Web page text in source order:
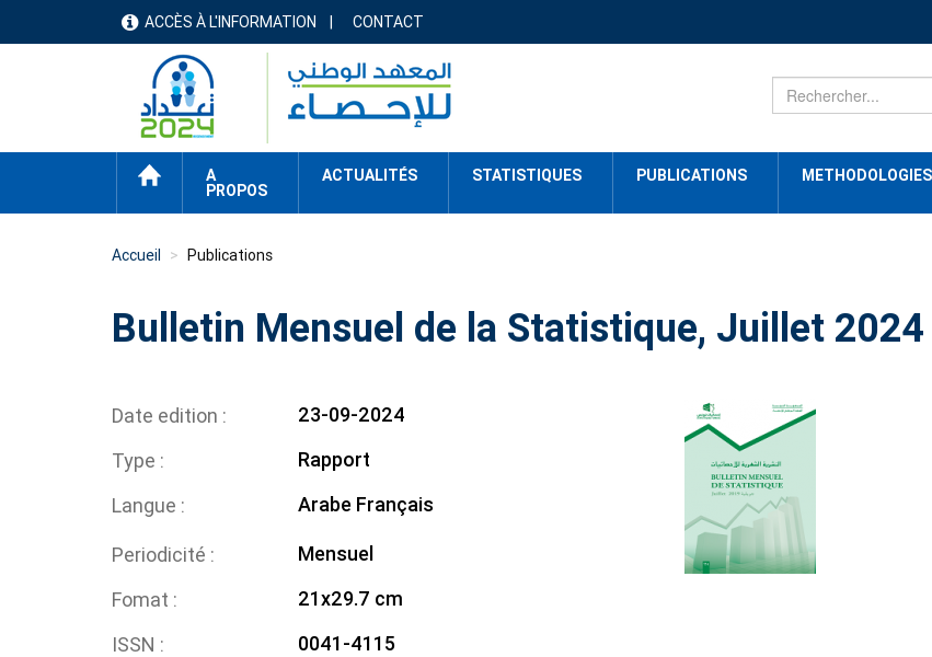
menu
header
ACCÈS À L'INFORMATION CONTACT
ACCUEIL
A
PROPOS
ACTUALITÉS STATISTIQUES PUBLICATIONS METHODOLOGIES
Accueil Publications
Bulletin Mensuel de la Statistique, Juillet 2024
Date edition
23-09-2024
Type
Rapport
Langue
Arabe Français
Periodicité
Mensuel
Fomat
21x29.7 cm
ISSN
0041-4115